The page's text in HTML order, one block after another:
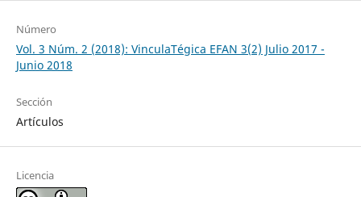
Número
Vol. 3 Núm. 2 (2018): VinculaTégica EFAN 3(2) Julio 2017 -
Junio 2018
Sección
Artículos
Licencia